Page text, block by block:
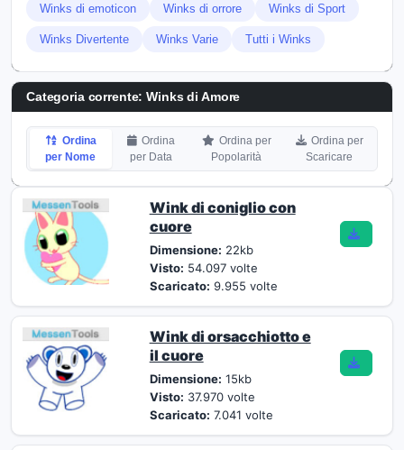
Winks di emoticon Winks di orrore Winks di Sport
Winks Divertente Winks Varie Tutti i Winks
Categoria corrente:Winks di Amore
Ordina
per Nome
Ordina
per Data
Ordina per
Popolarità
Ordina per
Scaricare
Wink di coniglio con
cuore
Dimensione: 22kb
Visto: 54.097 volte
Scaricato: 9.955 volte
Wink di orsacchiotto e
il cuore
Dimensione: 15kb
Visto: 37.970 volte
Scaricato: 7.041 volte